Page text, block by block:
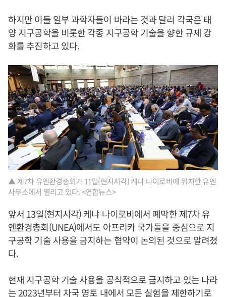
하지만 이들 일부 과학자들이 바라는 것과 달리 각국은 태
양 지구공학을 비롯한 각종 지구공학 기술을 향한 규제 강
화를 추진하고 있다.
▲ 제7차 유엔환경총회가 11일(현지시각) 케냐 나이로비에 위치한 유엔
사무소에서 열리고 있다. <연합뉴스>
앞서 13일(현지시각) 케냐 나이로비에서 폐막한 제7차 유
엔환경총회(UNEA)에서도 아프리카 국가들을 중심으로 지
구공학 기술 사용을 금지하는 협약이 논의된 것으로 알려졌
다.
현재 지구공학 기술 사용을 공식적으로 금지하고 있는 나라
는 2023년부터 자국 영토 내에서 모든 실험을 제한하기로